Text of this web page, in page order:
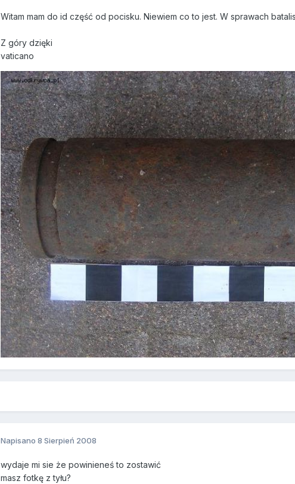
Witam mam do id część od pocisku. Niewiem co to jest. W sprawach
Z góry dzięki
vaticano
Napisano8 Sierpień 2008
wydaje mi sie że powinieneś to zostawić
masz fotkę z tyłu?